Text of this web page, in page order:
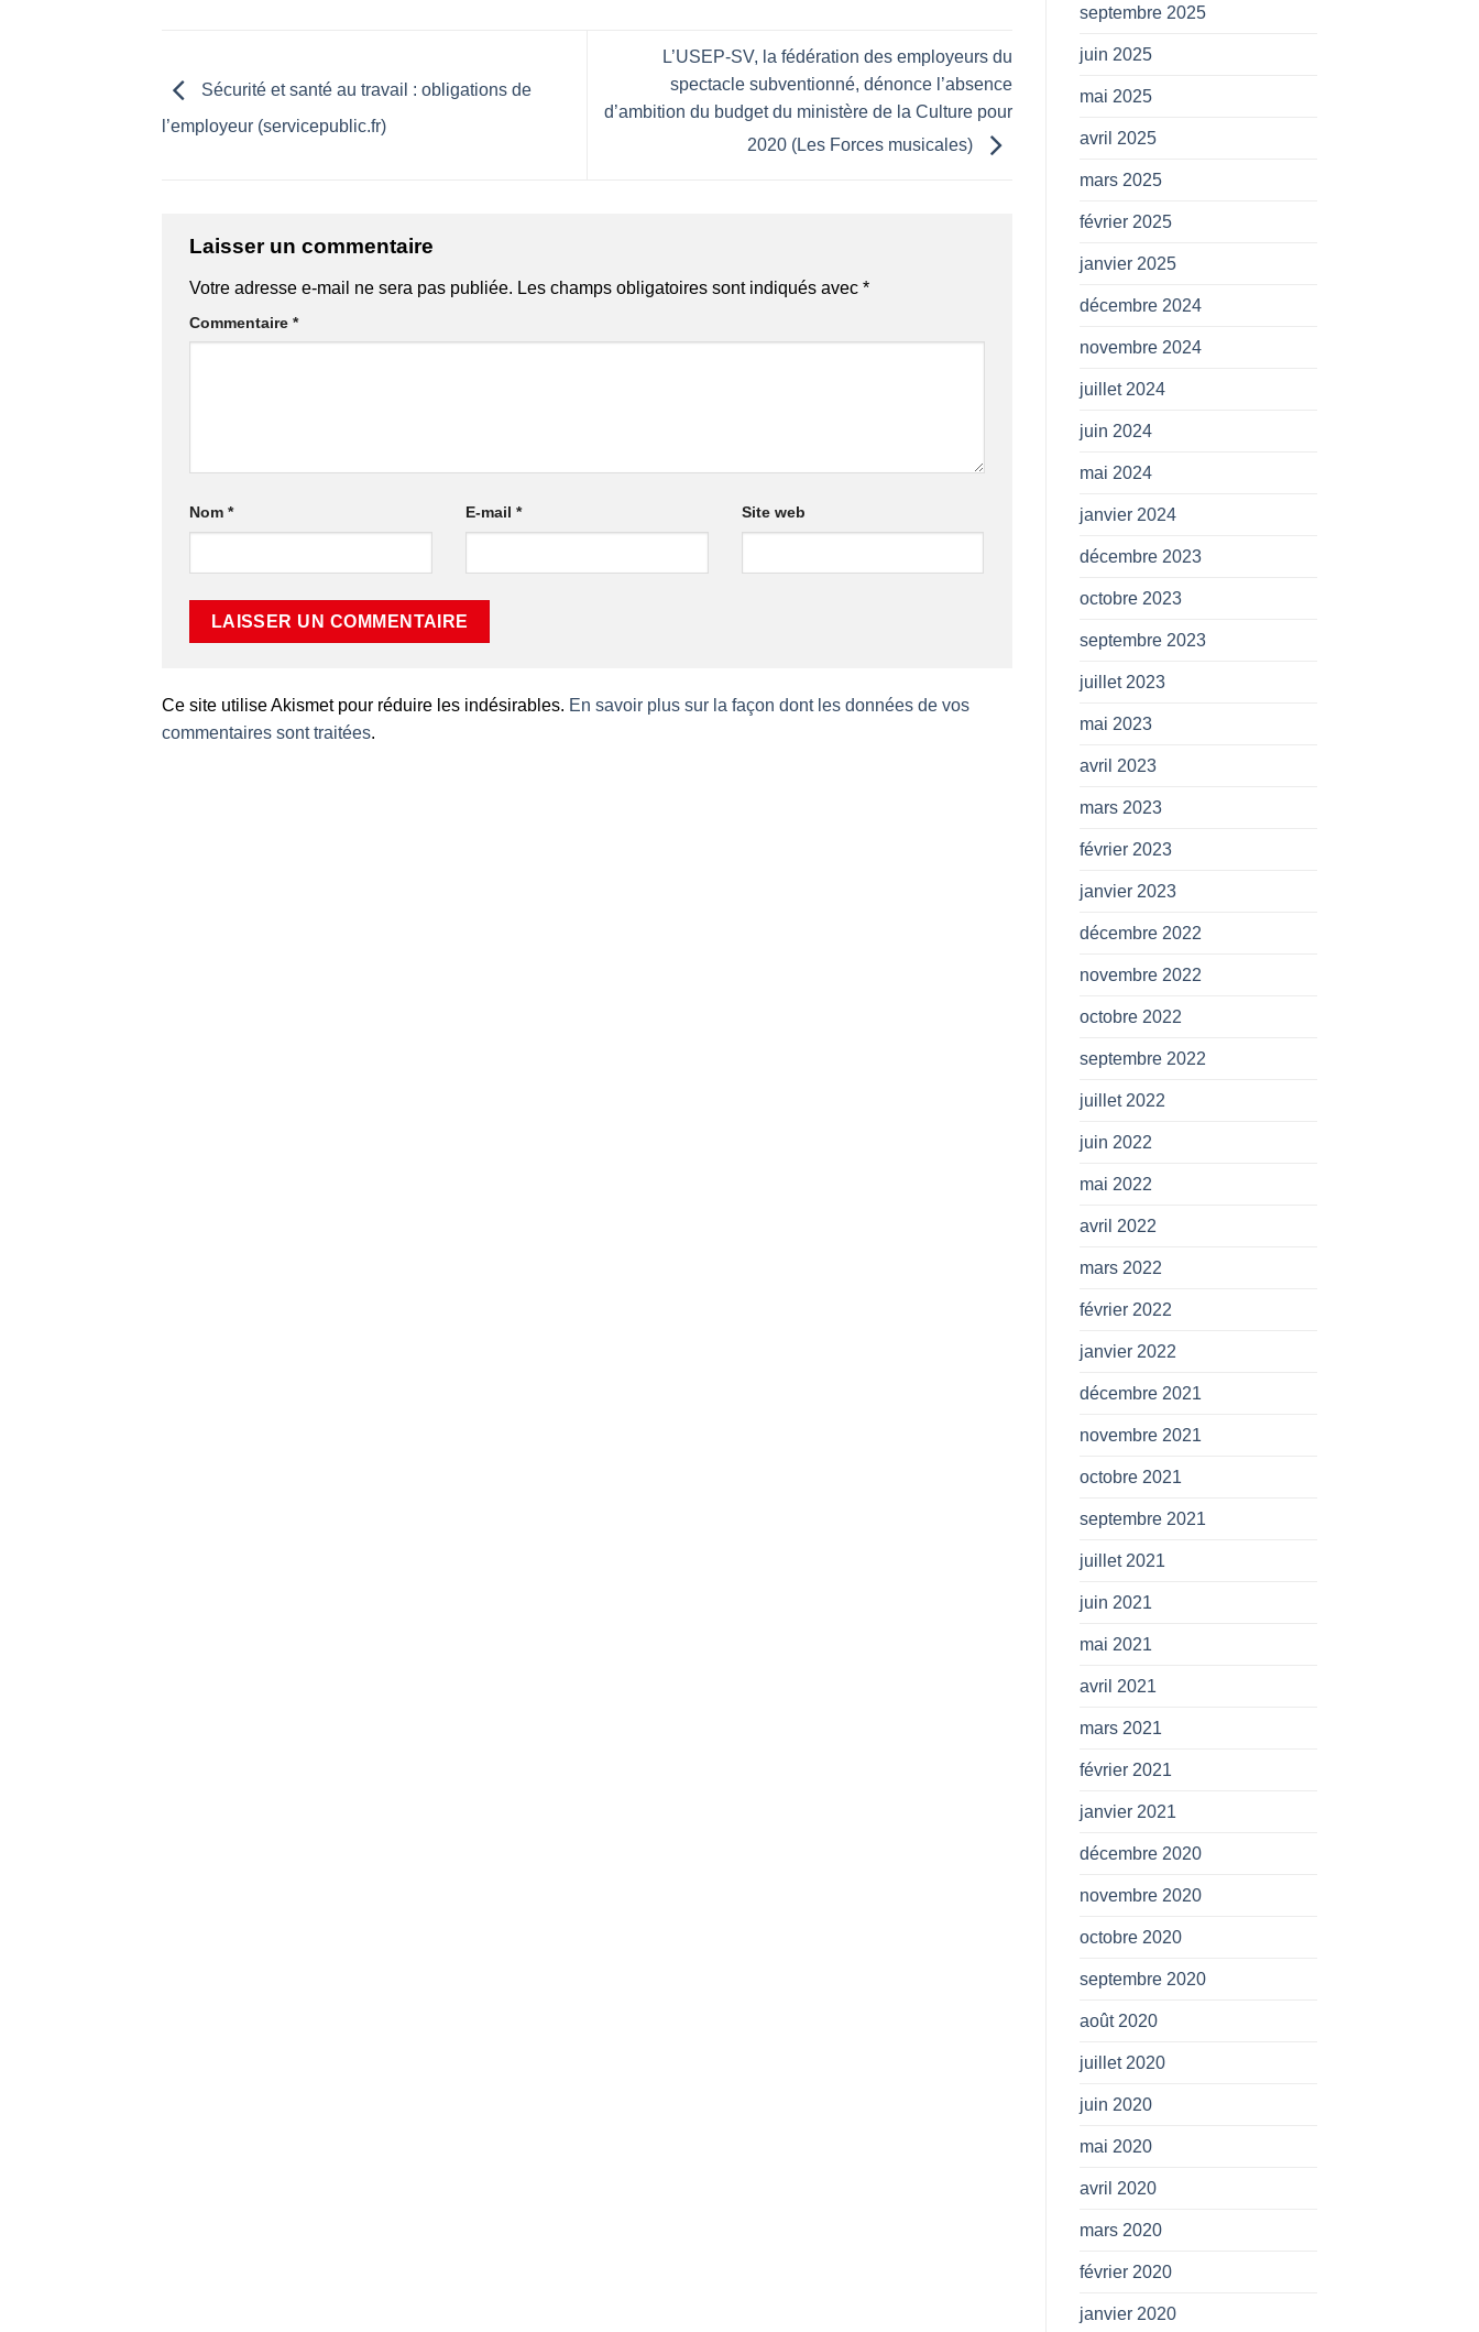
Sécurité et santé au travail : obligations de
l’employeur (servicepublic.fr)
L’USEP-SV, la fédération des employeurs du
spectacle subventionné, dénonce l’absence
d’ambition du budget du ministère de la Culture pour
2020 (Les Forces musicales)
Laisser un commentaire
Votre adresse e-mail ne sera pas publiée. Les champs obligatoires sont indiqués avec *
Commentaire *
Nom * E-mail * Site web
Ce site utilise Akismet pour réduire les indésirables. En savoir plus sur la façon dont les données de vos
commentaires sont traitées.
septembre 2025
juin 2025
mai 2025
avril 2025
mars 2025
février 2025
janvier 2025
décembre 2024
novembre 2024
juillet 2024
juin 2024
mai 2024
janvier 2024
décembre 2023
octobre 2023
septembre 2023
juillet 2023
mai 2023
avril 2023
mars 2023
février 2023
janvier 2023
décembre 2022
novembre 2022
octobre 2022
septembre 2022
juillet 2022
juin 2022
mai 2022
avril 2022
mars 2022
février 2022
janvier 2022
décembre 2021
novembre 2021
octobre 2021
septembre 2021
juillet 2021
juin 2021
mai 2021
avril 2021
mars 2021
février 2021
janvier 2021
décembre 2020
novembre 2020
octobre 2020
septembre 2020
août 2020
juillet 2020
juin 2020
mai 2020
avril 2020
mars 2020
février 2020
janvier 2020